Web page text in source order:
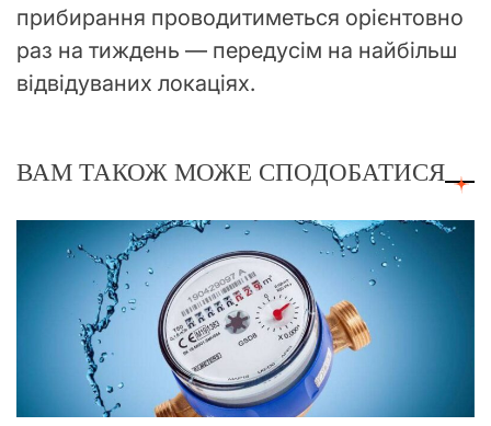
прибирання проводитиметься орієнтовно
раз на тиждень — передусім на найбільш
відвідуваних локаціях.
ВАМ ТАКОЖ МОЖЕ СПОДОБАТИСЯ